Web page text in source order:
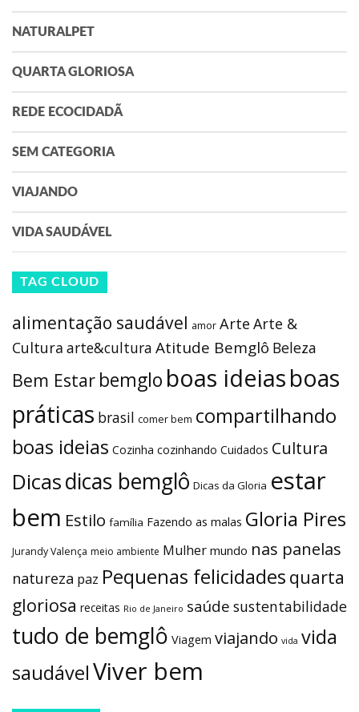
NATURALPET
QUARTA GLORIOSA
REDE ECOCIDADÃ
SEM CATEGORIA
VIAJANDO
VIDA SAUDÁVEL
TAG CLOUD
alimentação saudável amor Arte Arte &
Cultura arte&cultura Atitude Bemglô Beleza
Bem Estar bemglo boas ideiasboas
práticas brasil comer bem compartilhando
boas ideias Cozinha cozinhando Cuidados Cultura
Dicasdicas bemglô Dicas da Gloria estar
bem Estilo família Fazendo as malas Gloria Pires
Jurandy Valença meio ambiente Mulher mundo nas panelas
natureza paz Pequenas felicidades quarta
gloriosa receitas Rio de Janeiro saúde sustentabilidade
tudo de bemglô Viagem viajando vida vida
saudávelViver bem